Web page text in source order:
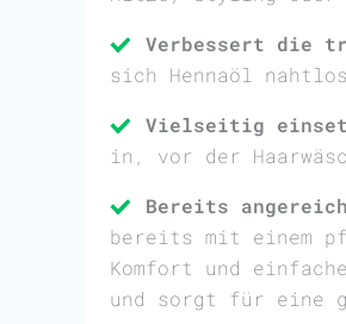
Verbessert die
sich Hennaöl
Vielseitig
in, vor der
Bereits
bereits mit einem
Komfort und
und sorgt für eine